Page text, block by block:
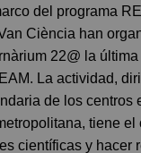
del programa
Ciència han
22@ la
. La actividad,
de los centros
tiene el
científicas y hacer